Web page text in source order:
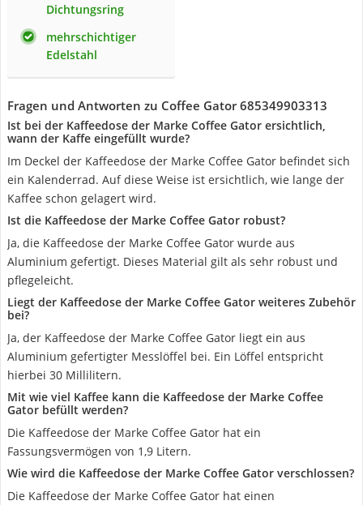
Dichtungsring
mehrschichtiger
Edelstahl
Fragen und Antworten zu Coffee Gator 685349903313
Ist bei der Kaffeedose der Marke Coffee Gator ersichtlich,
wann der Kaffe eingefüllt wurde?
Im Deckel der Kaffeedose der Marke Coffee Gator befindet sich
ein Kalenderrad. Auf diese Weise ist ersichtlich, wie lange der
Kaffee schon gelagert wird.
Ist die Kaffeedose der Marke Coffee Gator robust?
Ja, die Kaffeedose der Marke Coffee Gator wurde aus
Aluminium gefertigt. Dieses Material gilt als sehr robust und
pflegeleicht.
Liegt der Kaffeedose der Marke Coffee Gator weiteres Zubehör
bei?
Ja, der Kaffeedose der Marke Coffee Gator liegt ein aus
Aluminium gefertigter Messlöffel bei. Ein Löffel entspricht
hierbei 30 Millilitern.
Mit wie viel Kaffee kann die Kaffeedose der Marke Coffee
Gator befüllt werden?
Die Kaffeedose der Marke Coffee Gator hat ein
Fassungsvermögen von 1,9 Litern.
Wie wird die Kaffeedose der Marke Coffee Gator verschlossen?
Die Kaffeedose der Marke Coffee Gator hat einen